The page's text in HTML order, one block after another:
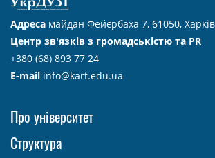
Адреса майдан Фейєрбаха 7, 61050, Харків
Центр зв'язків з громадськістю та PR
+380 (68) 893 77 24
E-mail info@kart.edu.ua
Про університет
Структура